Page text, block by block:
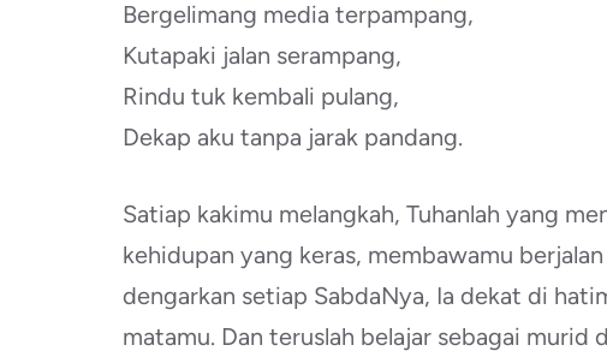
Bergelimang media terpampang,
Kutapaki jalan serampang,
Rindu tuk kembali pulang,
Dekap aku tanpa jarak pandang.
Satiap kakimu melangkah, Tuhanlah yang
kehidupan yang keras, membawamu
dengarkan setiap SabdaNya, Ia dekat di
matamu. Dan teruslah belajar sebagai murid